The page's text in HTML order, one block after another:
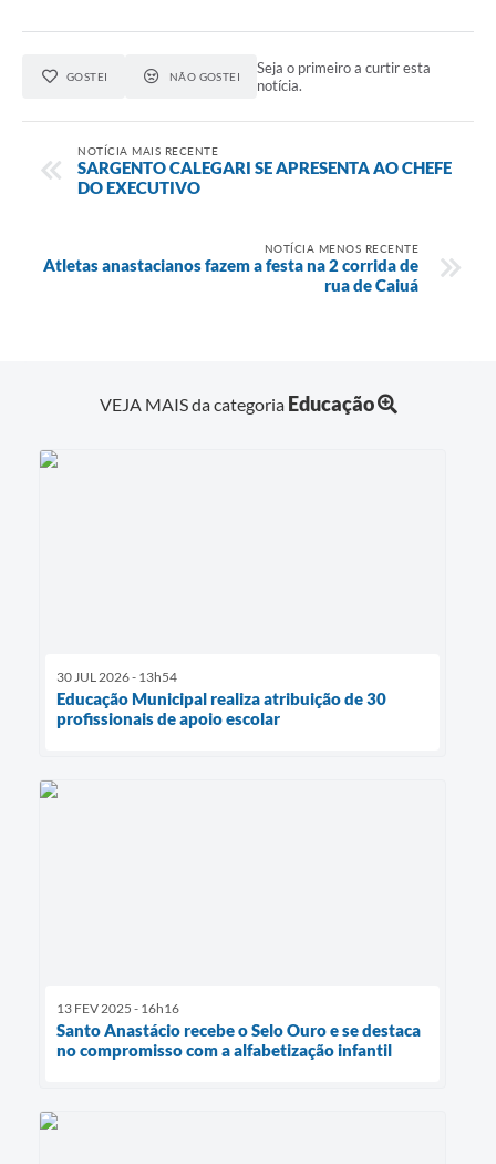
GOSTEI NÃO GOSTEI
Seja o primeiro a curtir esta
notícia.
NOTÍCIA MAIS RECENTE
SARGENTO CALEGARI SE APRESENTA AO CHEFE
DO EXECUTIVO
NOTÍCIA MENOS RECENTE
Atletas anastacianos fazem a festa na 2 corrida de
rua de Caiuá
VEJA MAIS da categoria Educação
30 JUL 2026 - 13h54
Educação Municipal realiza atribuição de 30
profissionais de apoio escolar
13 FEV 2025 - 16h16
Santo Anastácio recebe o Selo Ouro e se destaca
no compromisso com a alfabetização infantil